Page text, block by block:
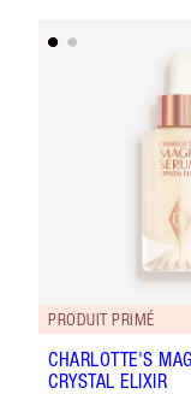
PRODUIT PRIMÉ
CHARLOTTE'S
CRYSTAL ELIXIR